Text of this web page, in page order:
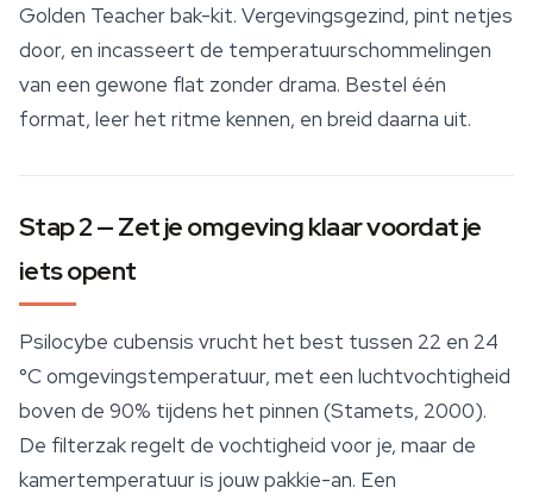
Golden Teacher bak-kit. Vergevingsgezind, pint netjes
door, en incasseert de temperatuurschommelingen
van een gewone flat zonder drama. Bestel één
format, leer het ritme kennen, en breid daarna uit.
Stap 2 — Zet je omgeving klaar voordat je
iets opent
Psilocybe cubensis vrucht het best tussen 22 en 24
°C omgevingstemperatuur, met een luchtvochtigheid
boven de 90% tijdens het pinnen (Stamets, 2000).
De filterzak regelt de vochtigheid voor je, maar de
kamertemperatuur is jouw pakkie-an. Een